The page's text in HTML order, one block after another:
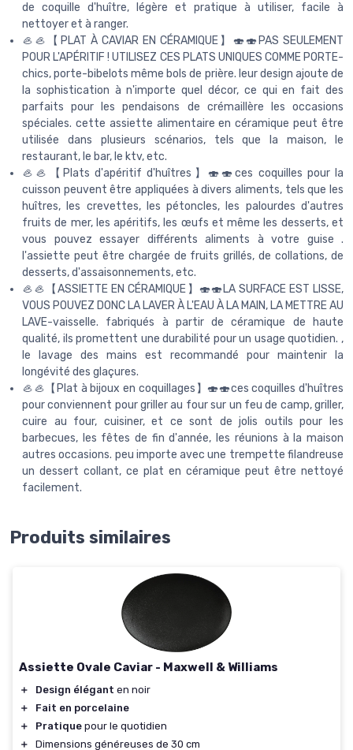
de coquille d'huître, légère et pratique à utiliser, facile à
nettoyer et à ranger.
🦪🦪【PLAT À CAVIAR EN CÉRAMIQUE】🍣🍣PAS SEULEMENT
POUR L'APÉRITIF ! UTILISEZ CES PLATS UNIQUES COMME PORTE-
chics, porte-bibelots même bols de prière. leur design ajoute de
la sophistication à n'importe quel décor, ce qui en fait des
parfaits pour les pendaisons de crémaillère les occasions
spéciales. cette assiette alimentaire en céramique peut être
utilisée dans plusieurs scénarios, tels que la maison, le
restaurant, le bar, le ktv, etc.
🦪🦪【Plats d'apéritif d'huîtres】🍣🍣ces coquilles pour la
cuisson peuvent être appliquées à divers aliments, tels que les
huîtres, les crevettes, les pétoncles, les palourdes d'autres
fruits de mer, les apéritifs, les œufs et même les desserts, et
vous pouvez essayer différents aliments à votre guise .
l'assiette peut être chargée de fruits grillés, de collations, de
desserts, d'assaisonnements, etc.
🦪🦪【ASSIETTE EN CÉRAMIQUE】🍣🍣LA SURFACE EST LISSE,
VOUS POUVEZ DONC LA LAVER À L'EAU À LA MAIN, LA METTRE AU
LAVE-vaisselle. fabriqués à partir de céramique de haute
qualité, ils promettent une durabilité pour un usage quotidien. ,
le lavage des mains est recommandé pour maintenir la
longévité des glaçures.
🦪🦪【Plat à bijoux en coquillages】🍣🍣ces coquilles d'huîtres
pour conviennent pour griller au four sur un feu de camp, griller,
cuire au four, cuisiner, et ce sont de jolis outils pour les
barbecues, les fêtes de fin d'année, les réunions à la maison
autres occasions. peu importe avec une trempette filandreuse
un dessert collant, ce plat en céramique peut être nettoyé
facilement.
Produits similaires
Assiette Ovale Caviar - Maxwell & Williams
＋ Design élégant en noir
＋
Fait en porcelaine
＋
Pratique pour le quotidien
＋
Dimensions généreuses de 30 cm